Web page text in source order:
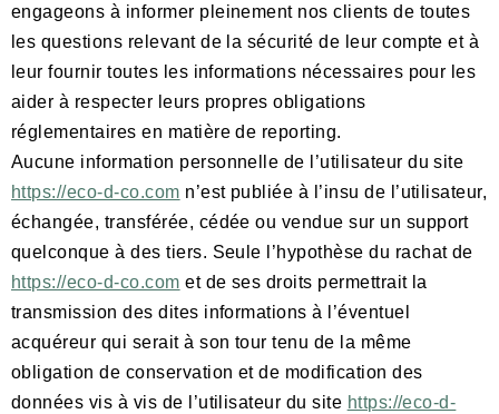
engageons à informer pleinement nos clients de toutes
les questions relevant de la sécurité de leur compte et à
leur fournir toutes les informations nécessaires pour les
aider à respecter leurs propres obligations
réglementaires en matière de reporting.
Aucune information personnelle de l’utilisateur du site
https://eco-d-co.com n’est publiée à l’insu de l’utilisateur,
échangée, transférée, cédée ou vendue sur un support
quelconque à des tiers. Seule l’hypothèse du rachat de
https://eco-d-co.com et de ses droits permettrait la
transmission des dites informations à l’éventuel
acquéreur qui serait à son tour tenu de la même
obligation de conservation et de modification des
données vis à vis de l’utilisateur du site https://eco-d-